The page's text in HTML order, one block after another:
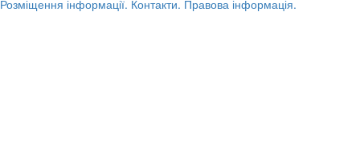
Розміщення інформації. Контакти. Правова інформація.